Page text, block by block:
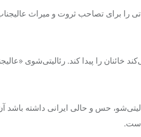
را برای تصاحب ثروت و میراث
خائنان را پیدا کند. رئالیتی‌شوی
حس و حالی ایرانی داشته باشد